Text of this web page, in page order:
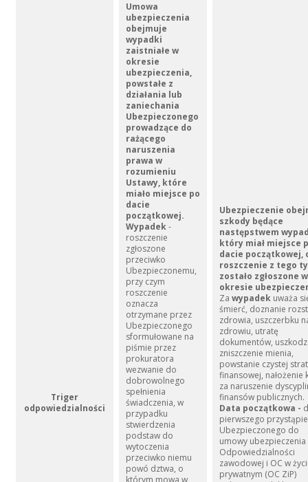
Triger
odpowiedzialności
Umowa
ubezpieczenia
obejmuje
wypadki
zaistniałe w
okresie
ubezpieczenia,
powstałe z
działania lub
zaniechania
Ubezpieczonego
prowadzące do
rażącego
naruszenia
prawa w
rozumieniu
Ustawy, które
miało miejsce po
dacie
początkowej.
Wypadek-
roszczenie
zgłoszone
przeciwko
Ubezpieczonemu,
przy czym
roszczenie
oznacza
otrzymane przez
Ubezpieczonego
sformułowane na
piśmie przez
prokuratora
wezwanie do
dobrowolnego
spełnienia
świadczenia, w
przypadku
stwierdzenia
podstaw do
wytoczenia
przeciwko niemu
powó dztwa, o
Ubezpieczenie
szkody będące
następstwem
który miał miejsce
dacie początkowej,
roszczenie z tego
zostało zgłoszone w
okresie
Za wypadek uważa
śmierć, doznanie
zdrowia, uszczerbku
zdrowiu, utratę
dokumentów,
zniszczenie mienia,
powstanie czystej
finansowej, nałożenie
za naruszenie
finansów publicznych.
Data początkowa -
pierwszego
Ubezpieczonego do
umowy ubezpieczenia
Odpowiedzialności
zawodowej i OC w
prywatnym (OC ZiP)